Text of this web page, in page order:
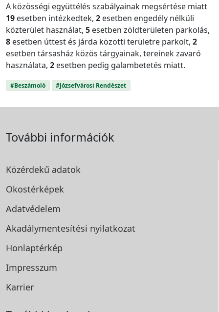
A közösségi együttélés szabályainak megsértése miatt
19 esetben intézkedtek, 2 esetben engedély nélküli
közterület használat, 5 esetben zöldterületen parkolás,
8 esetben úttest és járda közötti területre parkolt, 2
esetben társasház közös tárgyainak, tereinek zavaró
használata, 2 esetben pedig galambetetés miatt.
#Beszámoló #Józsefvárosi Rendészet
További információk
Közérdekű adatok
Okostérképek
Adatvédelem
Akadálymentesítési nyilatkozat
Honlaptérkép
Impresszum
Karrier